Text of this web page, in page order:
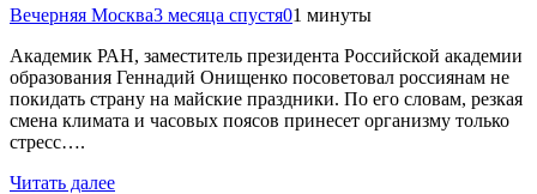
Вечерняя Москва3 месяца спустя01 минуты
Академик РАН, заместитель президента Российской академии
образования Геннадий Онищенко посоветовал россиянам не
покидать страну на майские праздники. По его словам, резкая
смена климата и часовых поясов принесет организму только
стресс….
Читать далее